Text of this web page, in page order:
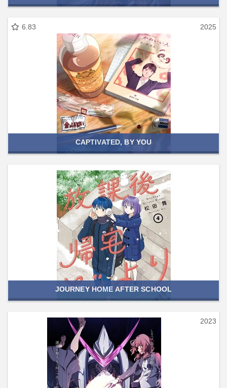
6.83 2025
CAPTIVATED, BY YOU
JOURNEY HOME AFTER SCHOOL
2023